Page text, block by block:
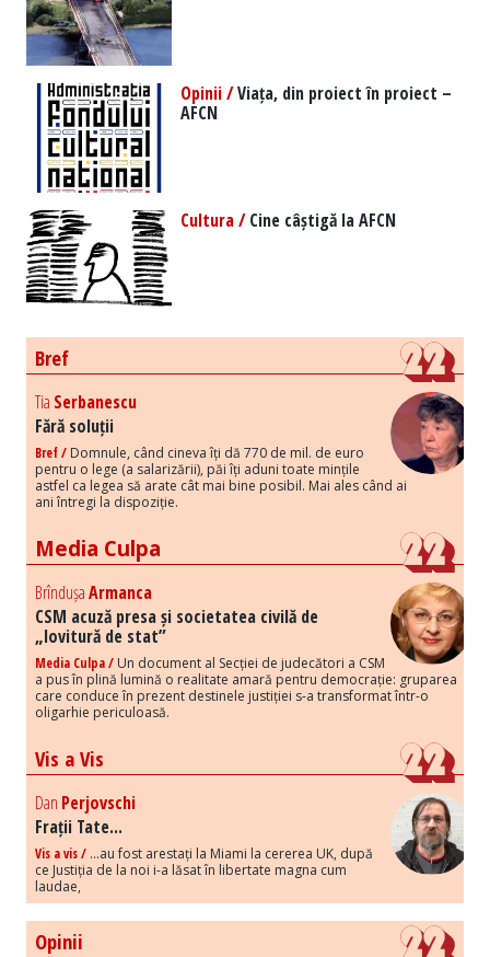
Opinii /Viața, din proiect în proiect –
AFCN
Cultura /Cine câștigă la AFCN
Bref
Tia Serbanescu
Fără soluții
Bref / Domnule, când cineva îți dă 770 de mil. de euro
pentru o lege (a salarizării), păi îți aduni toate mințile
astfel ca legea să arate cât mai bine posibil. Mai ales când ai
ani întregi la dispoziție.
Media Culpa
BrîndușaArmanca
CSM acuză presa și societatea civilă de
„lovitură de stat”
Media Culpa / Un document al Secției de judecători a CSM
a pus în plină lumină o realitate amară pentru democrație: gruparea
care conduce în prezent destinele justiției s-a transformat într-o
oligarhie periculoasă.
Vis a Vis
Dan Perjovschi
Frații Tate...
Vis a vis / ...au fost arestați la Miami la cererea UK, după
ce Justiția de la noi i-a lăsat în libertate magna cum
laudae,
Opinii